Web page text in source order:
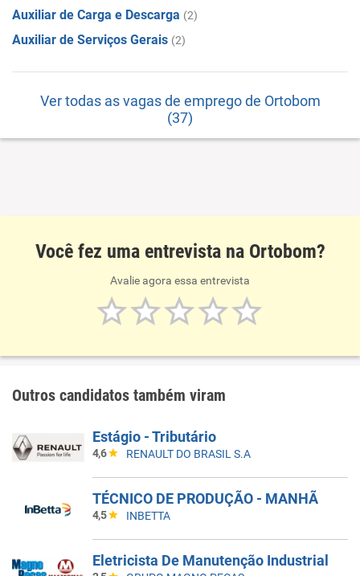
Auxiliar de Carga e Descarga (2)
Auxiliar de Serviços Gerais (2)
Ver todas as vagas de emprego de Ortobom
(37)
Você fez uma entrevista na Ortobom?
Avalie agora essa entrevista
Outros candidatos também viram
Estágio - Tributário
4,6 RENAULT DO BRASIL S.A
TÉCNICO DE PRODUÇÃO - MANHÃ
4,5 INBETTA
Eletricista De Manutenção Industrial